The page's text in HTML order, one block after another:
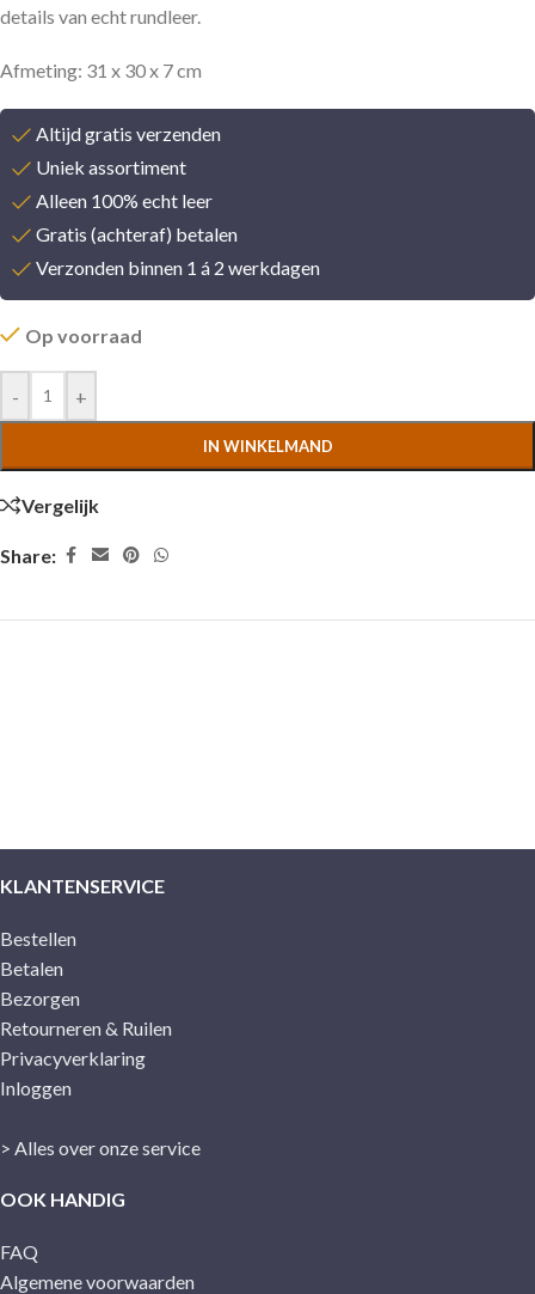
details van echt rundleer.
Afmeting: 31 x 30 x 7 cm
Altijd gratis verzenden
Uniek assortiment
Alleen 100% echt leer
Gratis (achteraf) betalen
Verzonden binnen 1 á 2 werkdagen
Op voorraad
- +
IN WINKELMAND
Vergelijk
Share:
KLANTENSERVICE
Bestellen
Betalen
Bezorgen
Retourneren & Ruilen
Privacyverklaring
Inloggen
> Alles over onze service
OOK HANDIG
FAQ
Algemene voorwaarden